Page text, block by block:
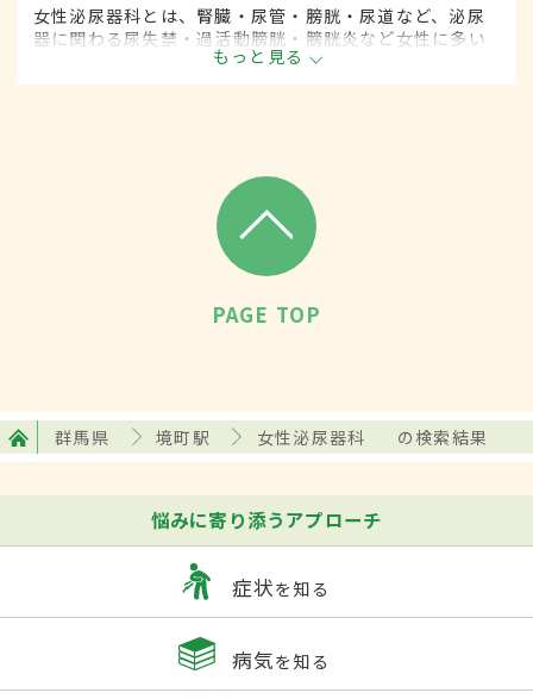
女性泌尿器科とは、腎臓・尿管・膀胱・尿道など、泌尿
器に関わる尿失禁・過活動膀胱・膀胱炎など女性に多い
とされる疾患を専門的に取り扱います。
もっと見る
PAGE TOP
群馬県 境町駅 女性泌尿器科 の検索結果
悩みに寄り添うアプローチ
症状を知る
病気を知る